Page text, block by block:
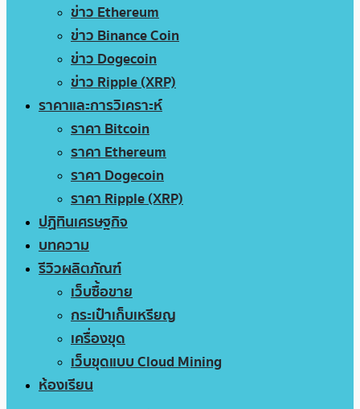
ข่าว Ethereum
ข่าว Binance Coin
ข่าว Dogecoin
ข่าว Ripple (XRP)
ราคาและการวิเคราะห์
ราคา Bitcoin
ราคา Ethereum
ราคา Dogecoin
ราคา Ripple (XRP)
ปฏิทินเศรษฐกิจ
บทความ
รีวิวผลิตภัณฑ์
เว็บซื้อขาย
กระเป๋าเก็บเหรียญ
เครื่องขุด
เว็บขุดแบบ Cloud Mining
ห้องเรียน